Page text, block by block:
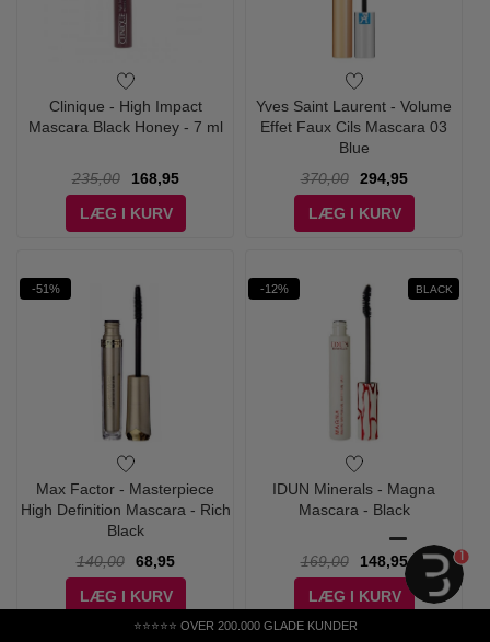
⭐⭐⭐⭐⭐ OVER 200.000 GLADE KUNDER
Clinique - High Impact
Mascara Black Honey - 7 ml
235,00
168,95
LÆG I KURV
Yves Saint Laurent - Volume
Effet Faux Cils Mascara 03
Blue
370,00
294,95
LÆG I KURV
-51%
Max Factor - Masterpiece
High Definition Mascara - Rich
Black
140,00
68,95
LÆG I KURV
-12% BLACK
IDUN Minerals - Magna
Mascara - Black
169,00
148,95
LÆG I KURV
1